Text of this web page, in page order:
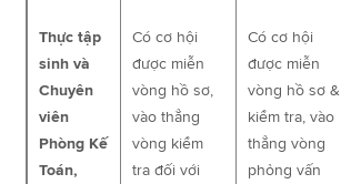
Thực tập
sinh và
Chuyên
viên
Phòng Kế
Toán,
Có cơ hội
được miễn
vòng hồ sơ,
vào thẳng
vòng kiểm
tra đối với
Có cơ hội
được miễn
vòng hồ sơ &
kiểm tra, vào
thẳng vòng
phỏng vấn